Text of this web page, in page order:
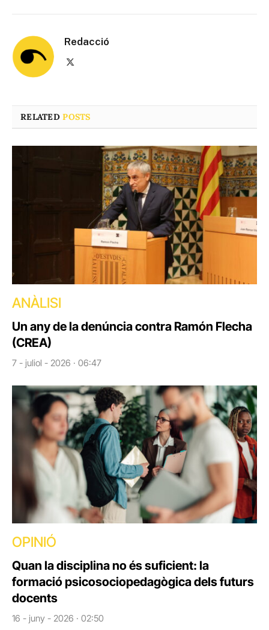
Redacció
RELATEDPOSTS
ANÀLISI
Un any de la denúncia contra Ramón Flecha
(CREA)
7 - juliol - 2026 · 06:47
OPINIÓ
Quan la disciplina no és suficient: la
formació psicosociopedagògica dels futurs
docents
16 - juny - 2026 · 02:50